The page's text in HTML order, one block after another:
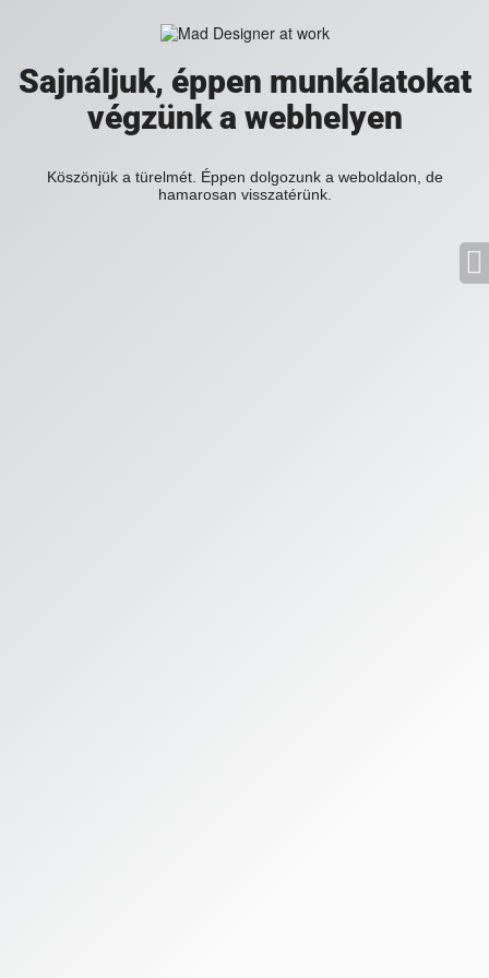
Sajnáljuk, éppen munkálatokat
végzünk a webhelyen
Köszönjük a türelmét. Éppen dolgozunk a weboldalon, de
hamarosan visszatérünk.